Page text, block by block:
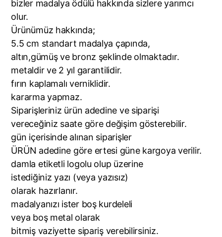
bizler madalya ödülü hakkında sizlere yarımcı
olur.
Ürünümüz hakkında;
5.5 cm standart madalya çapında,
altın,gümüş ve bronz şeklinde olmaktadır.
metaldir ve 2 yıl garantilidir.
fırın kaplamalı verniklidir.
kararma yapmaz.
Siparişleriniz ürün adedine ve siparişi
vereceğiniz saate göre değişim gösterebilir.
gün içerisinde alınan siparişler
ÜRÜN adedine göre ertesi güne kargoya verilir.
damla etiketli logolu olup üzerine
istediğiniz yazı (veya yazısız)
olarak hazırlanır.
madalyanızı ister boş kurdeleli
veya boş metal olarak
bitmiş vaziyette sipariş verebilirsiniz.